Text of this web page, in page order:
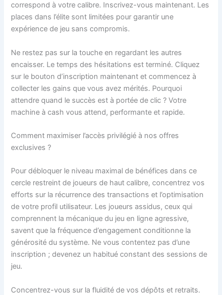
correspond à votre calibre. Inscrivez-vous maintenant. Les
places dans l’élite sont limitées pour garantir une
expérience de jeu sans compromis.
Ne restez pas sur la touche en regardant les autres
encaisser. Le temps des hésitations est terminé. Cliquez
sur le bouton d’inscription maintenant et commencez à
collecter les gains que vous avez mérités. Pourquoi
attendre quand le succès est à portée de clic ? Votre
machine à cash vous attend, performante et rapide.
Comment maximiser l’accès privilégié à nos offres
exclusives ?
Pour débloquer le niveau maximal de bénéfices dans ce
cercle restreint de joueurs de haut calibre, concentrez vos
efforts sur la récurrence des transactions et l’optimisation
de votre profil utilisateur. Les joueurs assidus, ceux qui
comprennent la mécanique du jeu en ligne agressive,
savent que la fréquence d’engagement conditionne la
générosité du système. Ne vous contentez pas d’une
inscription ; devenez un habitué constant des sessions de
jeu.
Concentrez-vous sur la fluidité de vos dépôts et retraits.